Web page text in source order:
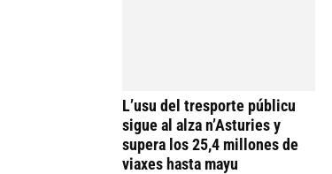
L’usu del tresporte públicu
sigue al alza n’Asturies y
supera los 25,4 millones de
viaxes hasta mayu